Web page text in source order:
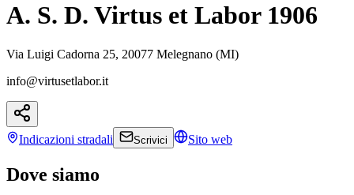
A. S. D. Virtus et Labor 1906
Via Luigi Cadorna 25, 20077 Melegnano (MI)
info@virtusetlabor.it
Indicazioni stradali Scrivici Sito web
Dove siamo